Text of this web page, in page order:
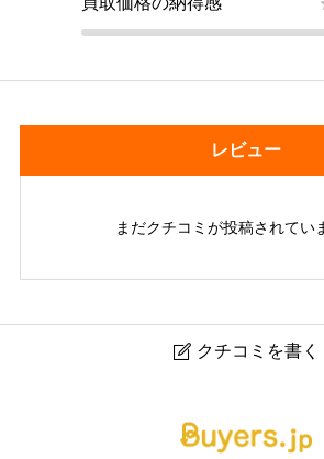
レビュー
まだクチコミが投稿されてい
 クチコミを書く
石買取専門店